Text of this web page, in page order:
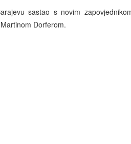
sastao s novim
Dorferom.